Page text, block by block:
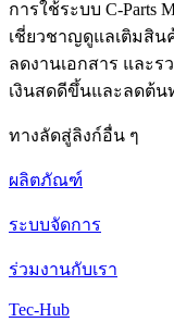
การใช้ระบบ C-Parts
เชี่ยวชาญดูแลเติมสิน
ลดงานเอกสาร และร
เงินสดดีขึ้นและลดต้
ทางลัดสู่ลิงก์อื่น ๆ
ผลิตภัณฑ์
ระบบจัดการ
ร่วมงานกับเรา
Tec-Hub